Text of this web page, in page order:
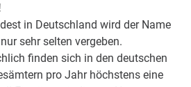
in Deutschland wird der Name
nur sehr selten vergeben.
finden sich in den deutschen
pro Jahr höchstens eine